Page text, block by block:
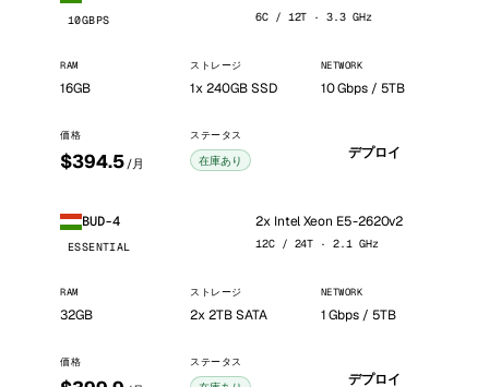
10GBPS 6C / 12T · 3.3 GHz
RAM
16GB
ストレージ
1x 240GB SSD
NETWORK
10 Gbps / 5TB
価格
$394.5 /月
ステータス
在庫あり デプロイ
BUD-4
ESSENTIAL
2x Intel Xeon E5-2620v2
12C / 24T · 2.1 GHz
RAM
32GB
ストレージ
2x 2TB SATA
NETWORK
1 Gbps / 5TB
価格 ステータス
デプロイ